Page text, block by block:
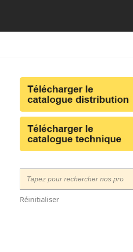
Réinitialiser